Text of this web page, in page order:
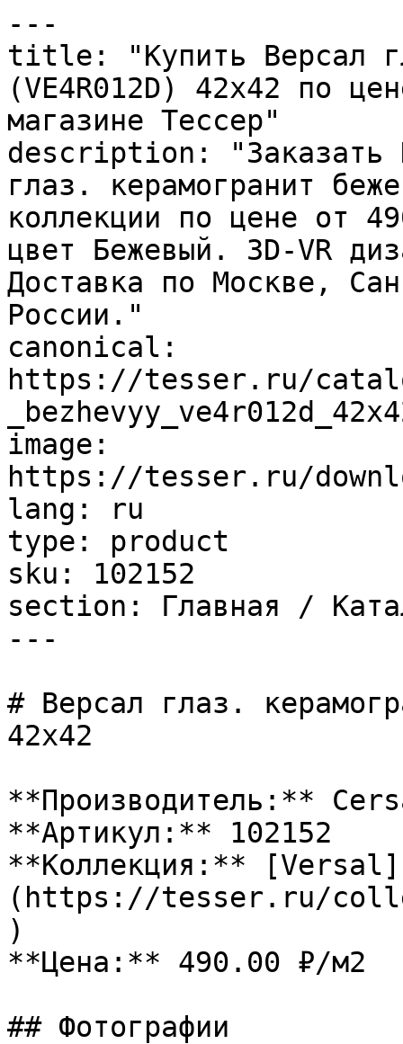
---
title: "Купить Версал
(VE4R012D) 42x42 по
магазине Тессер"
description: "Заказать
глаз. керамогранит
коллекции по цене от
цвет Бежевый. 3D-VR
Доставка по Москве,
России."
canonical:
https://tesser.ru/
image:
https://tesser.ru/
lang: ru
type: product
sku: 102152
section: Главная /
---
# Версал глаз.
42x42
**Производитель:**
**Артикул:** 102152
**Коллекция:** [Versal]
(https://tesser.ru/
)
**Цена:** 490.00 ₽/м2
## Фотографии